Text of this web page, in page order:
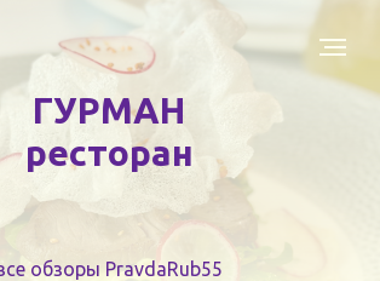
ГУРМАН
ресторан
обзоры PravdaRub55